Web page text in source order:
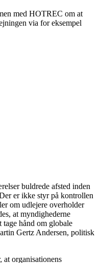
med HOTREC om at
via for eksempel
buldrede afsted inden
er ikke styr på kontrollen
om udlejere overholder
at myndighederne
hånd om globale
Gertz Andersen, politisk
organisationens